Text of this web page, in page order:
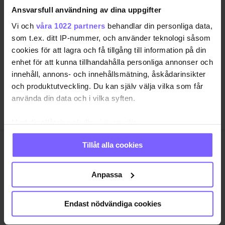
Ansvarsfull användning av dina uppgifter
Vi och våra 1022 partners behandlar din personliga data,
som t.ex. ditt IP-nummer, och använder teknologi såsom
cookies för att lagra och få tillgång till information på din
enhet för att kunna tillhandahålla personliga annonser och
innehåll, annons- och innehållsmätning, åskådarinsikter
och produktutveckling. Du kan själv välja vilka som får
använda din data och i vilka syften.
Med din tillåtelse skulle vi även vilja:
Samla in information om din geografiska plats
som kan ha en noggrannhet på upp till flera meter
Identifiera din enhet genom att aktivt skanna den
för specifika kännetecken (fingeravtryck)
Ta reda på mer om hur dina personliga uppgifter
Du kan ändra eller dra tillbaka ditt samtycke när som
helst från cookie-förklaringen.
Tillåt alla cookies
Anpassa
Endast nödvändiga cookies
LIVSSTIL
RESA
QRUISER
SHOP
ANNONSERA
VANLIGA FRÅGOR OCH SVAR
TIDNINGSARKIV
HÄR FINNS TIDNINGEN
INTEGRITETSPOLICY
egen röst med månadstidningen QX och
nyhetstidningen qx.se som bevakar det samhälle vi
lever i och den kultur och de människor vi bryr oss
om. I QX Shop finns en mängd identitetsstärkande
varor. Vi arrangerar i samarbete med andra aktörer
regelbundet event där QX-Galan utgör kronan på